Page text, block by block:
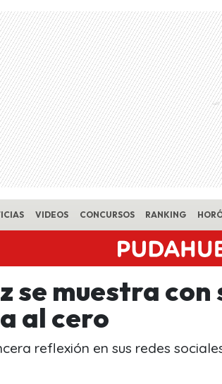
VIDEOS CONCURSOS RANKING
se muestra con
al cero
reflexión en sus redes